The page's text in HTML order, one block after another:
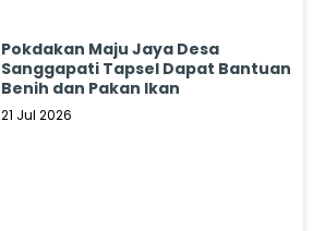
Pokdakan Maju Jaya Desa
Sanggapati Tapsel Dapat Bantuan
Benih dan Pakan Ikan
21 Jul 2026